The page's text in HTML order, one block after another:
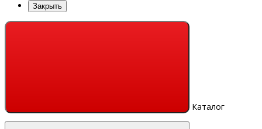
Закрыть
Каталог